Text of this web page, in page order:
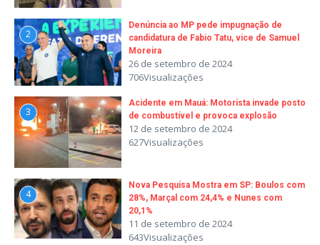
2
Denúncia ao MP pede impugnação de
candidatura de Fabio Tatu, vice de Samuel
Moreira
26 de setembro de 2024
706Visualizações
3
Acidente em Mauá: Motorista invade posto
de combustível e provoca explosão
12 de setembro de 2024
627Visualizações
4
Nova Pesquisa Mostra em SP: Boulos com
28%, Marçal com 24,4% e Nunes com
20,1%
11 de setembro de 2024
643Visualizações